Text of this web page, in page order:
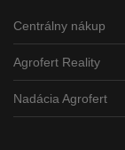
Centrálny nákup
Agrofert Reality
Nadácia Agrofert